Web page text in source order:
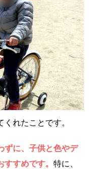
れたことです。
ずに、子供と色やデ
すめです。 特に、